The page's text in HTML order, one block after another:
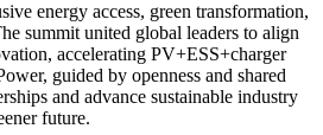
energy access, green transformation,
summit united global leaders to align
accelerating PV+ESS+charger
guided by openness and shared
and advance sustainable industry
future.